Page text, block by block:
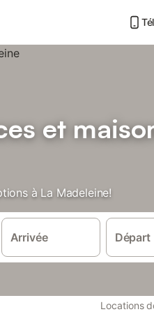
et
à La Madeleine!
Arrivée Départ
Locations